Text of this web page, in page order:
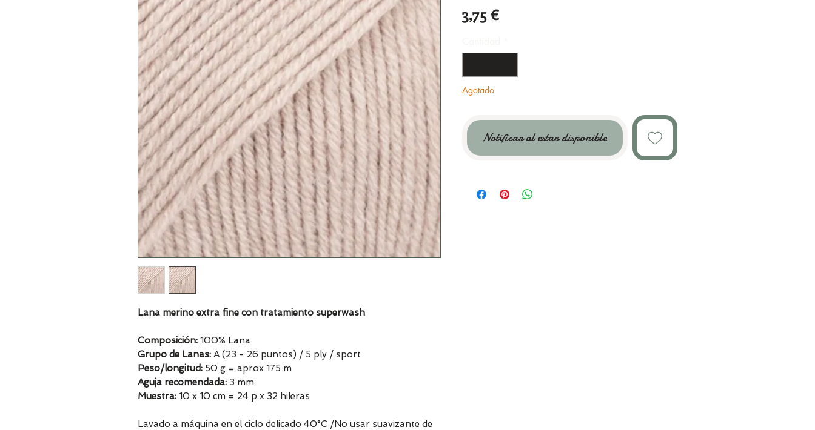
Lana merino extra fine con tratamiento superwash
Composición: 100% Lana
Grupo de Lanas: A (23 - 26 puntos) / 5 ply / sport
Peso/longitud: 50 g = aprox 175 m
Aguja recomendada: 3 mm
Muestra: 10 x 10 cm = 24 p x 32 hileras
Lavado a máquina en el ciclo delicado 40°C /No usar suavizante de
3,75 €
Agotado
Notificar al estar disponible